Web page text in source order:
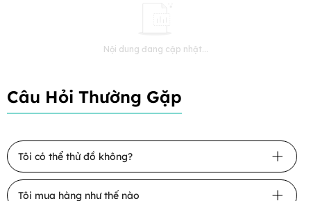
Nội dung đang cập nhật...
Câu Hỏi Thường Gặp
Tôi có thể thử đồ không?
Tôi mua hàng như thế nào